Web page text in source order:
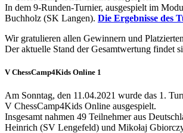
In dem 9-Runden-Turnier, ausgespielt im
Buchholz (SK Langen). Die Ergebnisse des
Wir gratulieren allen Gewinnern und
Der aktuelle Stand der Gesamtwertung findet
V ChessCamp4Kids Online 1
Am Sonntag, den 11.04.2021 wurde das 1.
V ChessCamp4Kids Online ausgespielt.
Insgesamt nahmen 49 Teilnehmer aus
Heinrich (SV Lengefeld) und Mikołaj